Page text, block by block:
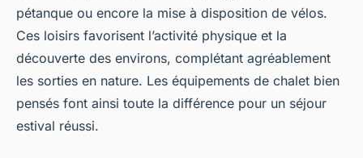
pétanque ou encore la mise à disposition de vélos.
Ces loisirs favorisent l’activité physique et la
découverte des environs, complétant agréablement
les sorties en nature. Les équipements de chalet bien
pensés font ainsi toute la différence pour un séjour
estival réussi.